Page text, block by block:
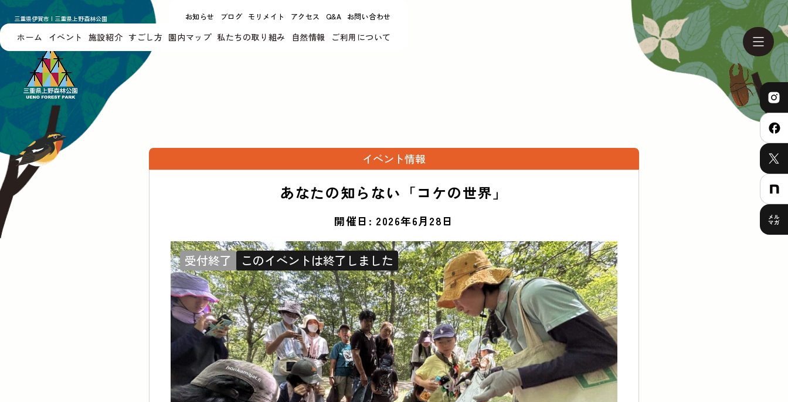
三重県伊賀市 | 三重県上野森林公園
お知らせ ブログ モリメイト アクセス Q&A お問い合わせ
ホーム イベント 施設紹介 すごし方 園内マップ 私たちの取り組み 自然情報 ご利用について
イベント情報
あなたの知らない「コケの世界」
開催日: 2026年6月28日
受付終了 このイベントは終了しました